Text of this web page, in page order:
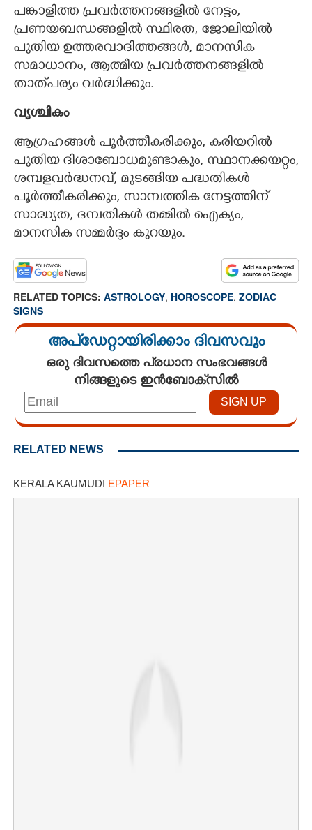
പങ്കാളിത്ത പ്രവർത്തനങ്ങളിൽ നേട്ടം,
പ്രണയബന്ധങ്ങളിൽ സ്ഥിരത, ജോലിയിൽ
പുതിയ ഉത്തരവാദിത്തങ്ങൾ, മാനസിക
സമാധാനം, ആത്മീയ പ്രവർത്തനങ്ങളിൽ
താത്‌പര്യം വർദ്ധിക്കും.
വൃശ്ചികം
ആഗ്രഹങ്ങൾ പൂർത്തീകരിക്കും, കരിയറിൽ
പുതിയ ദിശാബോധമുണ്ടാകും, സ്ഥാനക്കയറ്റം,
ശമ്പളവർദ്ധനവ്, മുടങ്ങിയ പദ്ധതികൾ
പൂർത്തീകരിക്കും, സാമ്പത്തിക നേട്ടത്തിന്
സാദ്ധ്യത, ദമ്പതികൾ തമ്മിൽ ഐക്യം,
മാനസിക സമ്മർദ്ദം കുറയും.
RELATED TOPICS: ASTROLOGY, HOROSCOPE, ZODIAC
SIGNS
അപ്ഡേറ്റായിരിക്കാം ദിവസവും
ഒരു ദിവസത്തെ പ്രധാന സംഭവങ്ങൾ
നിങ്ങളുടെ ഇൻബോക്സിൽ
RELATED NEWS
KERALA KAUMUDI EPAPER